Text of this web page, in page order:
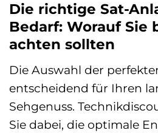
Die richtige Sat-
Bedarf: Worauf Sie
achten sollten
Die Auswahl der
entscheidend für Ihren
Sehgenuss.
Sie dabei, die optimale